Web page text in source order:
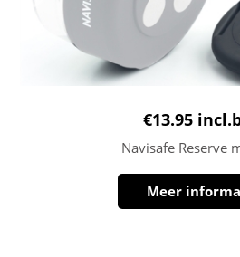
€13.95
Navisafe Reserve
Meer